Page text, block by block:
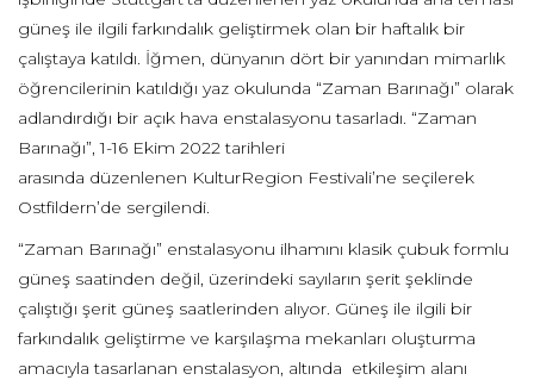
güneş ile ilgili farkındalık geliştirmek olan bir haftalık bir
çalıştaya katıldı. İğmen, dünyanın dört bir yanından mimarlık
öğrencilerinin katıldığı yaz okulunda “Zaman Barınağı” olarak
adlandırdığı bir açık hava enstalasyonu tasarladı. “Zaman
Barınağı”, 1-16 Ekim 2022 tarihleri
arasında düzenlenen KulturRegion Festivali’ne seçilerek
Ostfildern’de sergilendi.
“Zaman Barınağı” enstalasyonu ilhamını klasik çubuk formlu
güneş saatinden değil, üzerindeki sayıların şerit şeklinde
çalıştığı şerit güneş saatlerinden alıyor. Güneş ile ilgili bir
farkındalık geliştirme ve karşılaşma mekanları oluşturma
amacıyla tasarlanan enstalasyon, altında etkileşim alanı